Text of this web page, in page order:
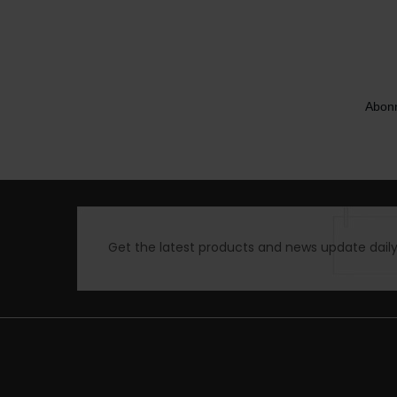
Get the latest products and news update